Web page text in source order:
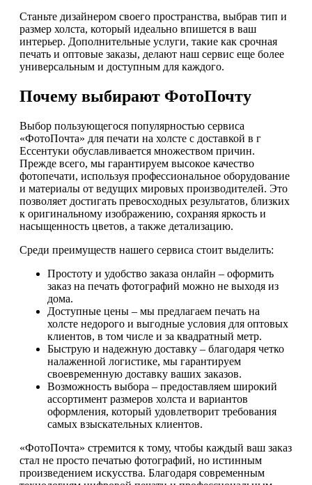
Станьте дизайнером своего пространства, выбрав тип и
размер холста, который идеально впишется в ваш
интерьер. Дополнительные услуги, такие как срочная
печать и оптовые заказы, делают наш сервис еще более
универсальным и доступным для каждого.
Почему выбирают ФотоПочту
Выбор пользующегося популярностью сервиса
«ФотоПочта» для печати на холсте с доставкой в г
Ессентуки обуславливается множеством причин.
Прежде всего, мы гарантируем высокое качество
фотопечати, используя профессиональное оборудование
и материалы от ведущих мировых производителей. Это
позволяет достигать превосходных результатов, близких
к оригинальному изображению, сохраняя яркость и
насыщенность цветов, а также детализацию.
Среди преимуществ нашего сервиса стоит выделить:
Простоту и удобство заказа онлайн – оформить
заказ на печать фотографий можно не выходя из
дома.
Доступные цены – мы предлагаем печать на
холсте недорого и выгодные условия для оптовых
клиентов, в том числе и за квадратный метр.
Быструю и надежную доставку – благодаря четко
налаженной логистике, мы гарантируем
своевременную доставку ваших заказов.
Возможность выбора – предоставляем широкий
ассортимент размеров холста и вариантов
оформления, который удовлетворит требования
самых взыскательных клиентов.
«ФотоПочта» стремится к тому, чтобы каждый ваш заказ
стал не просто печатью фотографий, но истинным
произведением искусства. Благодаря современным